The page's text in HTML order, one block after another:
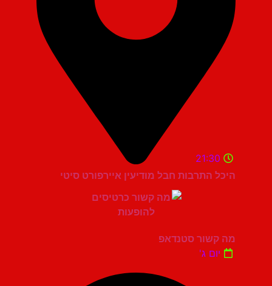
היכל התרבות חבל מודיעין איירפורט סיטי
21:30
מה קשור סטנדאפ
יום ג'